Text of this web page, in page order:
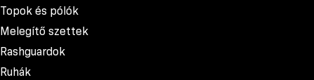
Topok és pólók
Melegítő szettek
Rashguardok
Ruhák